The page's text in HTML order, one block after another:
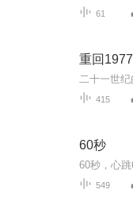
61
重回1977
415
60秒
549